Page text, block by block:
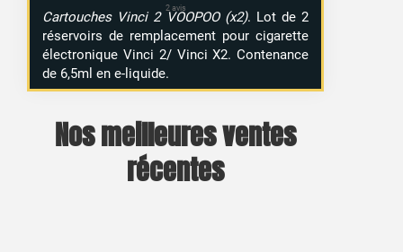
1 avis
Cartouches Vinci 2 VOOPOO (x2). Lot de 2
réservoirs de remplacement pour cigarette
électronique Vinci 2/ Vinci X2. Contenance
de 6,5ml en e-liquide.
Nos meilleures ventes
récentes